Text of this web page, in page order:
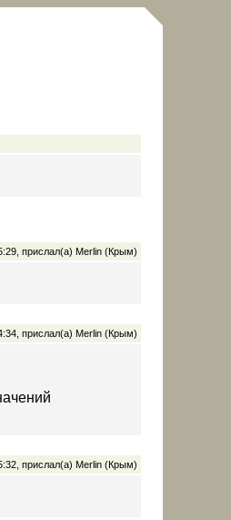
прислал(а) Merlin (Крым)
прислал(а) Merlin (Крым)
прислал(а) Merlin (Крым)